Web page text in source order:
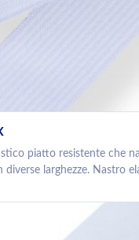
piatto resistente che
diverse larghezze. Nastro